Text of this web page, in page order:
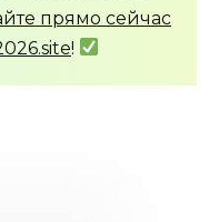
прямо сейчас
!